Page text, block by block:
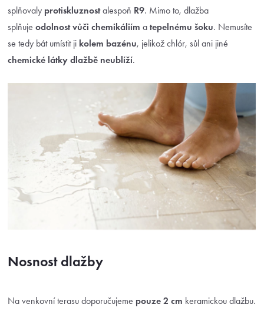
splňovaly protiskluznostalespoň R9. Mimo to, dlažba
splňuje odolnost vůči chemikáliím a tepelnému šoku. Nemusíte
se tedy bát umístit ji kolem bazénu, jelikož chlór, sůl ani jiné
chemické látky dlažbě neublíží.
Nosnost dlažby
Na venkovní terasu doporučujeme pouze 2 cm keramickou dlažbu.